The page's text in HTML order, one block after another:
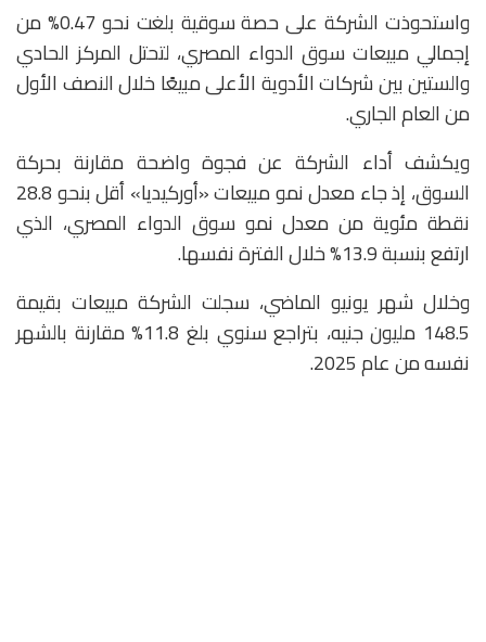
واستحوذت الشركة على حصة سوقية بلغت نحو 0.47% من
إجمالي مبيعات سوق الدواء المصري، لتحتل المركز الحادي
والستين بين شركات الأدوية الأعلى مبيعًا خلال النصف الأول
من العام الجاري.
ويكشف أداء الشركة عن فجوة واضحة مقارنة بحركة
السوق، إذ جاء معدل نمو مبيعات «أوركيديا» أقل بنحو 28.8
نقطة مئوية من معدل نمو سوق الدواء المصري، الذي
ارتفع بنسبة 13.9% خلال الفترة نفسها.
وخلال شهر يونيو الماضي، سجلت الشركة مبيعات بقيمة
148.5 مليون جنيه، بتراجع سنوي بلغ 11.8% مقارنة بالشهر
نفسه من عام 2025.